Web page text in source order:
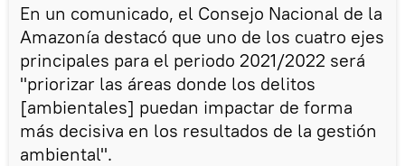
En un comunicado, el Consejo Nacional de la
Amazonía destacó que uno de los cuatro ejes
principales para el periodo 2021/2022 será
"priorizar las áreas donde los delitos
[ambientales] puedan impactar de forma
más decisiva en los resultados de la gestión
ambiental".